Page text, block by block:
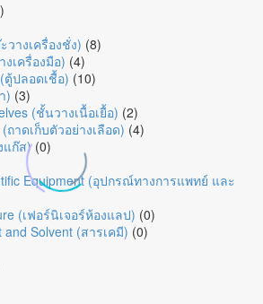
วางเครื่องชั่ง) (8)
งเครื่องมือ) (4)
ตู้ปลอดเชื้อ) (10)
) (3)
(ชั้นวางเนื้อเยื้อ) (2)
ถาดเก็บตัวอย่างเลือด) (4)
แก๊ส) (0)
Equipment (อุปกรณ์ทางการแพทย์ และ
(เฟอร์นิเจอร์ห้องแลป) (0)
Solvent (สารเคมี) (0)